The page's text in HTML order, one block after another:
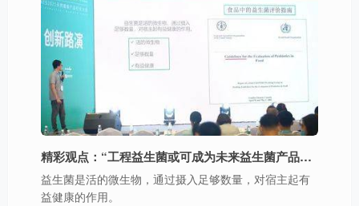
精彩观点：“工程益生菌或可成为未来益生菌产品的创新方向”
益生菌是活的微生物，通过摄入足够数量，对宿主起有
益健康的作用。